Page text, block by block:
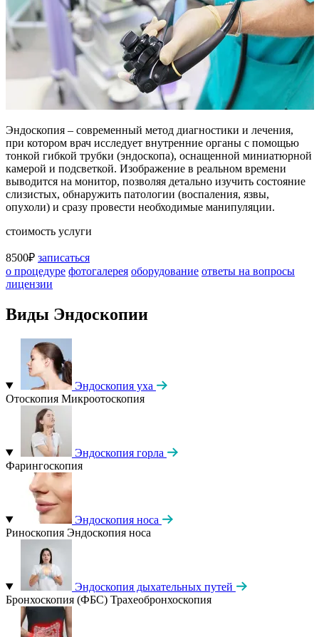
Эндоскопия – современный метод диагностики и лечения,
при котором врач исследует внутренние органы с помощью
тонкой гибкой трубки (эндоскопа), оснащенной миниатюрной
камерой и подсветкой. Изображение в реальном времени
выводится на монитор, позволяя детально изучить состояние
слизистых, обнаружить патологии (воспаления, язвы,
опухоли) и сразу провести необходимые манипуляции.
стоимость услуги
8500₽ записаться
о процедуре фотогалерея оборудование ответы на вопросы
лицензии
Виды Эндоскопии
Эндоскопия уха
Отоскопия Микроотоскопия
Эндоскопия горла
Фарингоскопия
Эндоскопия носа
Риноскопия Эндоскопия носа
Эндоскопия дыхательных путей
Бронхоскопия (ФБС) Трахеобронхоскопия